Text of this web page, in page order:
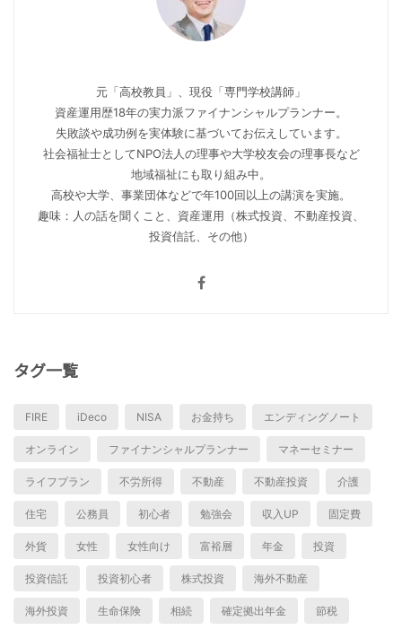
元「高校教員」、現役「専門学校講師」
資産運用歴18年の実力派ファイナンシャルプランナー。
失敗談や成功例を実体験に基づいてお伝えしています。
社会福祉士としてNPO法人の理事や大学校友会の理事長など
地域福祉にも取り組み中。
高校や大学、事業団体などで年100回以上の講演を実施。
趣味：人の話を聞くこと、資産運用（株式投資、不動産投資、
投資信託、その他）
タグ一覧
FIRE iDeco NISA お金持ち エンディングノート
オンライン ファイナンシャルプランナー マネーセミナー
ライフプラン 不労所得 不動産 不動産投資 介護
住宅 公務員 初心者 勉強会 収入UP 固定費
外貨 女性 女性向け 富裕層 年金 投資
投資信託 投資初心者 株式投資 海外不動産
海外投資 生命保険 相続 確定拠出年金 節税